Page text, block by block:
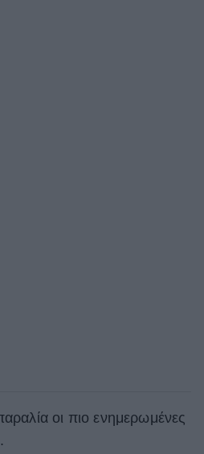
οι πιο ενημερωμένες